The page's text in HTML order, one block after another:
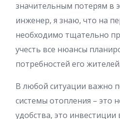
значительным потерям в
инженер, я знаю, что на
необходимо тщательно
учесть все нюансы
потребностей его жителей.
В любой ситуации важно
системы отопления – это
удобства, это